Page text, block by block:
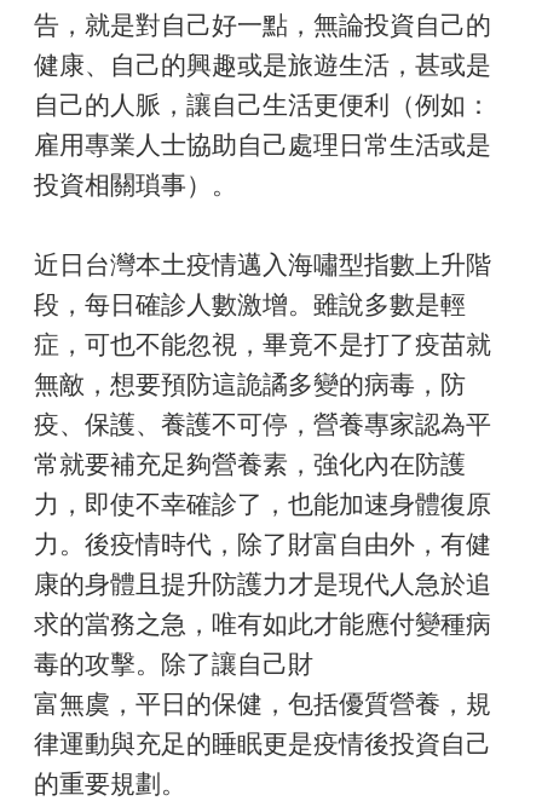
告，就是對自己好一點，無論投資自己的
健康、自己的興趣或是旅遊生活，甚或是
自己的人脈，讓自己生活更便利（例如：
雇用專業人士協助自己處理日常生活或是
投資相關瑣事）。
近日台灣本土疫情邁入海嘯型指數上升階
段，每日確診人數激增。雖說多數是輕
症，可也不能忽視，畢竟不是打了疫苗就
無敵，想要預防這詭譎多變的病毒，防
疫、保護、養護不可停，營養專家認為平
常就要補充足夠營養素，強化內在防護
力，即使不幸確診了，也能加速身體復原
力。後疫情時代，除了財富自由外，有健
康的身體且提升防護力才是現代人急於追
求的當務之急，唯有如此才能應付變種病
毒的攻擊。除了讓自己財
富無虞，平日的保健，包括優質營養，規
律運動與充足的睡眠更是疫情後投資自己
的重要規劃。